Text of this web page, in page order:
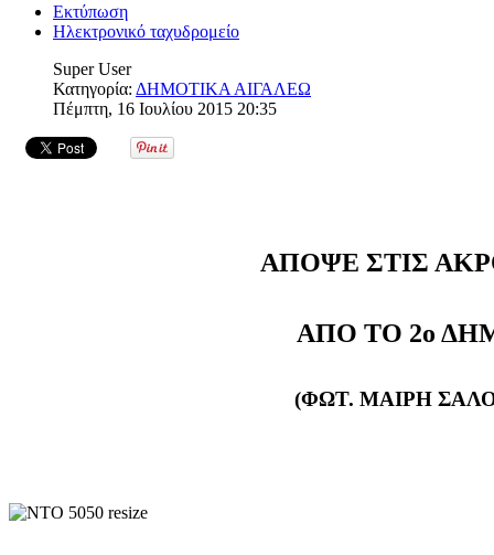
Εκτύπωση
Ηλεκτρονικό ταχυδρομείο
Super User
Κατηγορία: ΔΗΜΟΤΙΚΑ ΑΙΓΑΛΕΩ
Πέμπτη, 16 Ιουλίου 2015 20:35
ΑΠΟΨΕ ΣΤΙΣ
ΑΠΟ ΤΟ 2ο
(ΦΩΤ. ΜΑΙΡΗ